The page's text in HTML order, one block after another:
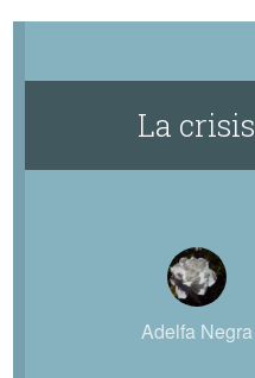
La crisis
Adelfa Negra